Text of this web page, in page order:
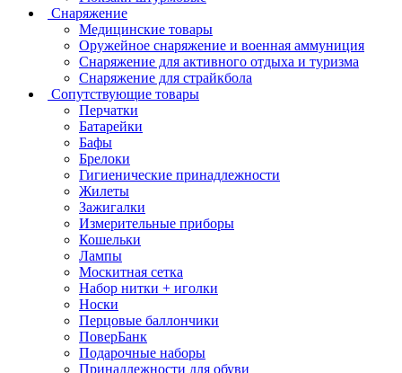
Снаряжение
Медицинские товары
Оружейное снаряжение и военная аммуниция
Снаряжение для активного отдыха и туризма
Снаряжение для страйкбола
Сопутствующие товары
Перчатки
Батарейки
Бафы
Брелоки
Гигиенические принадлежности
Жилеты
Зажигалки
Измерительные приборы
Кошельки
Лампы
Москитная сетка
Набор нитки + иголки
Носки
Перцовые баллончики
ПоверБанк
Подарочные наборы
Принадлежности для обуви